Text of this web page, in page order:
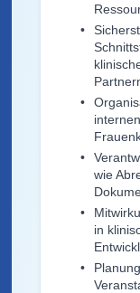
wie
in